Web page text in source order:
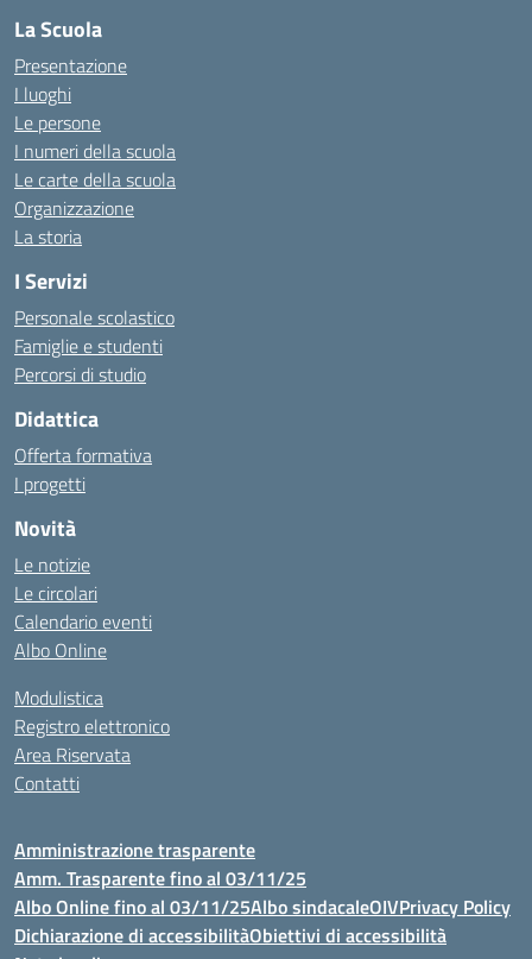
La Scuola
Presentazione
I luoghi
Le persone
I numeri della scuola
Le carte della scuola
Organizzazione
La storia
I Servizi
Personale scolastico
Famiglie e studenti
Percorsi di studio
Didattica
Offerta formativa
I progetti
Novità
Le notizie
Le circolari
Calendario eventi
Albo Online
Modulistica
Registro elettronico
Area Riservata
Contatti
Amministrazione trasparente
Amm. Trasparente fino al 03/11/25
Albo Online fino al 03/11/25Albo sindacaleOIVPrivacy Policy
Dichiarazione di accessibilitàObiettivi di accessibilità